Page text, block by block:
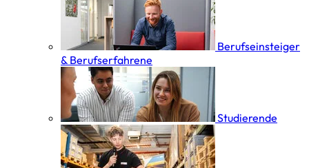
Berufseinsteiger
& Berufserfahrene
Studierende